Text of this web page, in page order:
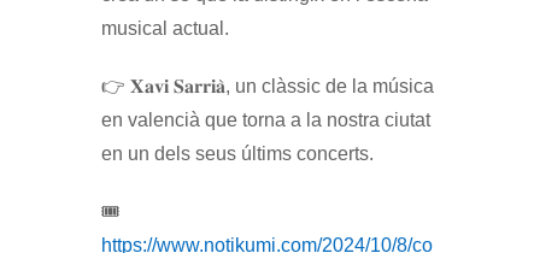
musical actual.
👉 𝐗𝐚𝐯𝐢 𝐒𝐚𝐫𝐫𝐢𝐚̀, un clàssic de la música
en valencià que torna a la nostra ciutat
en un dels seus últims concerts.
🎟
https://www.notikumi.com/2024/10/8/co